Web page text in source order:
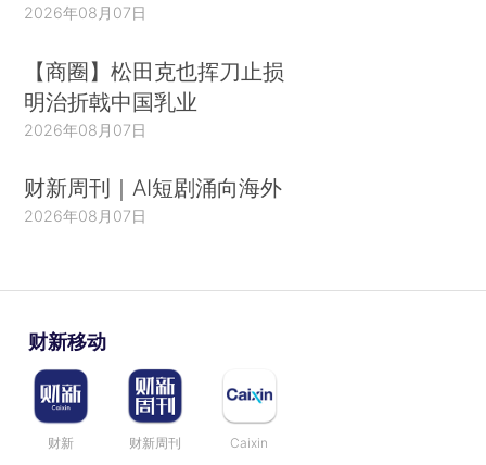
2026年08月07日
【商圈】松田克也挥刀止损
明治折戟中国乳业
2026年08月07日
财新周刊｜AI短剧涌向海外
2026年08月07日
财新移动
财新 财新周刊 Caixin